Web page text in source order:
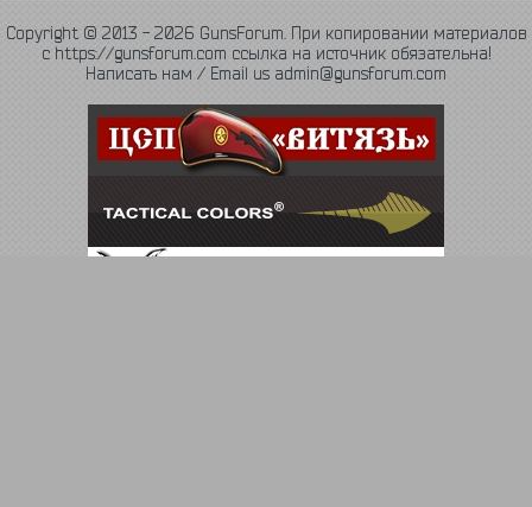
Copyright © 2013 - 2026 GunsForum. При копировании материалов
с https://gunsforum.com ссылка на источник обязательна!
Написать нам / Email us admin@gunsforum.com